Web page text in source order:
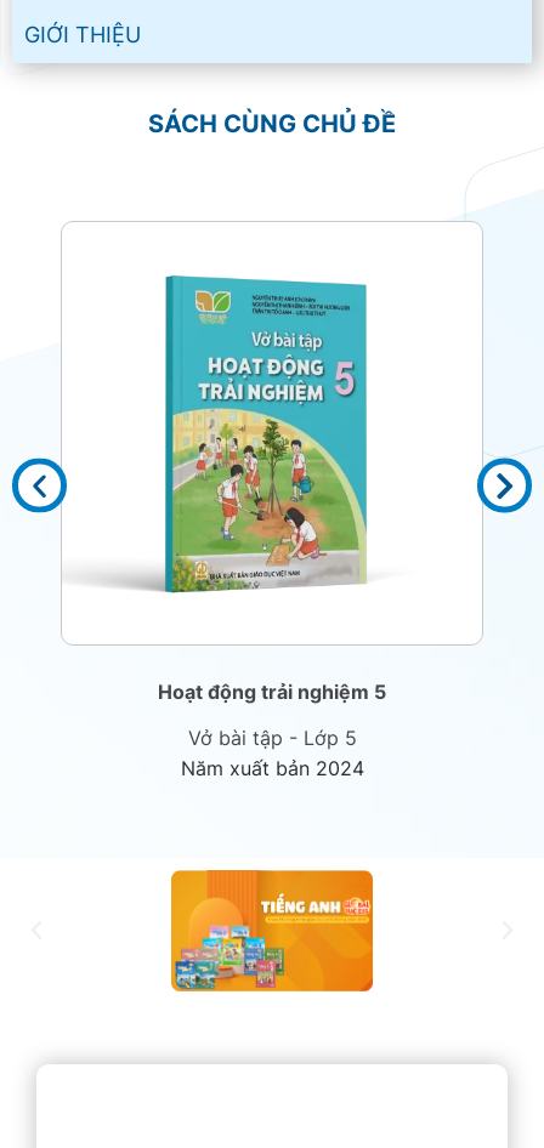
GIỚI THIỆU
SÁCH CÙNG CHỦ ĐỀ
Hoạt động trải nghiệm 5
Vở bài tập - Lớp 5
Năm xuất bản 2024